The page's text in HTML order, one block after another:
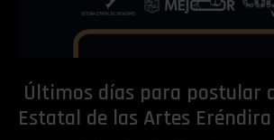
­Últimos días para postular
Estatal de las Artes